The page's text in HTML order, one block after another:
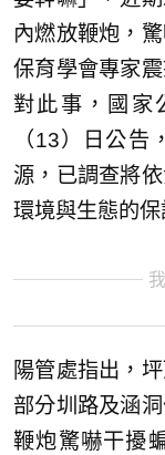
內燃放鞭炮，
保育學會專家
對此事，國家
（13）日公告
源，已調查將
環境與生態的保
陽管處指出，
部分圳路及涵
鞭炮驚嚇干擾